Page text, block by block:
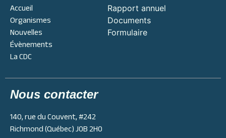
Accueil
Organismes
Nouvelles
Évènements
La CDC
Rapport annuel
Documents
Formulaire
Nous contacter
140, rue du Couvent, #242
Richmond (Québec) J0B 2H0